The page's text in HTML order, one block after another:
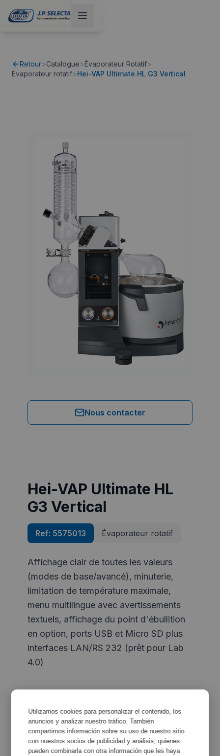
Retour>Catalogue>Évaporateur Rotatif>
Évaporateur rotatif>Hei-VAP Ultimate HL G3 Vertical
Nous contacter
Hei-VAP Ultimate HL
G3 Vertical
Ref: 5575013 Évaporateur rotatif
Affichage clair de toutes les valeurs
(modes de base/avancé), minuterie,
limitation de température maximale,
menu multilingue avec avertissements
textuels, affichage du point d'ébullition
en option, ports USB et Micro SD plus
interfaces LAN/RS 232 (prêt pour Lab
4.0)
Caractéristiques Maximiser
Utilizamos cookies para personalizar el contenido, los
anuncios y analizar nuestro tráfico. También
compartimos información sobre su uso de nuestro sitio
con nuestros socios de publicidad y análisis, quienes
pueden combinarla con otra información que les haya